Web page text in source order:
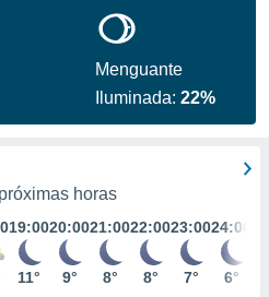
Menguante
Iluminada:22%
horas
19:00
11°
20:00
9°
21:00
8°
22:00
8°
23:00
7°
24:00
6°